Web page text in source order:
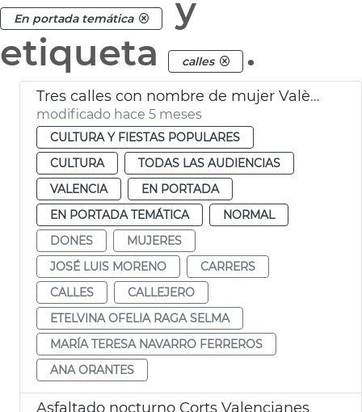
En portada temática
y
etiqueta
calles .
Tres calles con nombre de mujer València
modificado hace 5 meses
CULTURA Y FIESTAS POPULARES
CULTURA
TODAS LAS AUDIENCIAS
VALENCIA
EN PORTADA
EN PORTADA TEMÁTICA
NORMAL
DONES
MUJERES
JOSÉ LUIS MORENO
CARRERS
CALLES
CALLEJERO
ETELVINA OFELIA RAGA SELMA
MARÍA TERESA NAVARRO FERREROS
ANA ORANTES
Asfaltado nocturno Corts Valencianes